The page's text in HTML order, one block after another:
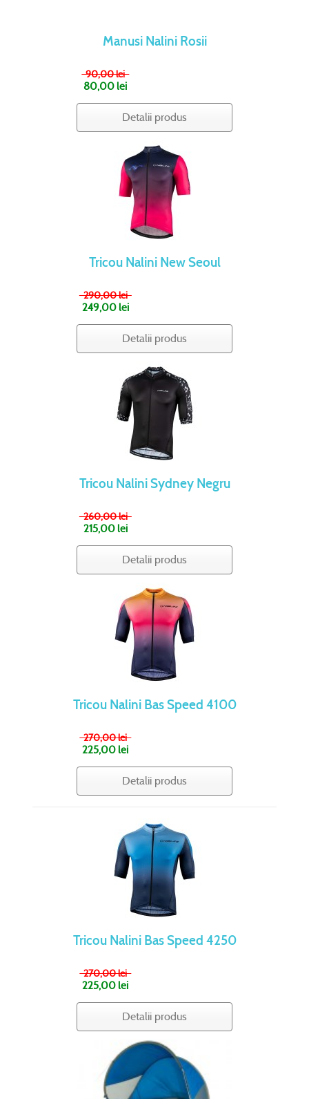
Manusi Nalini Rosii
90,00 lei
80,00 lei
Detalii produs
Tricou Nalini New Seoul
290,00 lei
249,00 lei
Detalii produs
Tricou Nalini Sydney Negru
260,00 lei
215,00 lei
Detalii produs
Tricou Nalini Bas Speed 4100
270,00 lei
225,00 lei
Detalii produs
Tricou Nalini Bas Speed 4250
270,00 lei
225,00 lei
Detalii produs